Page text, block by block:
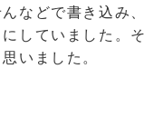
などで書き込み
していました。
いました。